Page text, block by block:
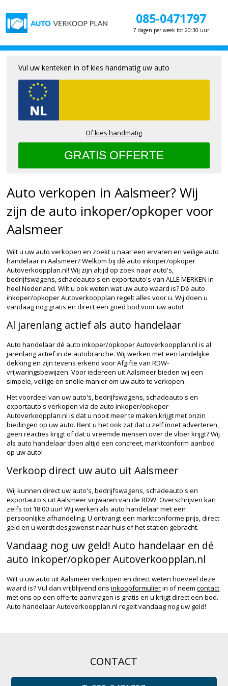
085-0471797
7 dagen per week tot 20:30 uur
Auto verkopen in Aalsmeer? Wij
zijn de auto inkoper/opkoper voor
Aalsmeer
Wilt u uw auto verkopen en zoekt u naar een ervaren en veilige auto
handelaar in Aalsmeer? Welkom bij dé auto inkoper/opkoper
Autoverkoopplan.nl! Wij zijn altijd op zoek naar auto's,
bedrijfswagens, schadeauto's en exportauto's van ALLE MERKEN in
heel Nederland. Wilt u ook weten wat uw auto waard is? Dé auto
inkoper/opkoper Autoverkoopplan regelt alles voor u. Wij doen u
vandaag nog gratis en direct een goed bod voor uw auto!
Al jarenlang actief als auto handelaar
Auto handelaar dé auto inkoper/opkoper Autoverkoopplan.nl is al
jarenlang actief in de autobranche. Wij werken met een landelijke
dekking en zijn tevens erkend voor Afgifte van RDW-
vrijwaringsbewijzen. Voor iedereen uit Aalsmeer bieden wij een
simpele, veilige en snelle manier om uw auto te verkopen.
Het voordeel van uw auto's, bedrijfswagens, schadeauto's en
exportauto's verkopen via de auto inkoper/opkoper
Autoverkoopplan.nl is dat u nooit meer te maken krijgt met onzin
biedingen op uw auto. Bent u het ook zat dat u zelf moet adverteren,
geen reacties krijgt of dat u vreemde mensen over de vloer krijgt? Wij
als auto handelaar doen altijd een concreet, marktconform aanbod
op uw auto!
Verkoop direct uw auto uit Aalsmeer
Wij kunnen direct uw auto's, bedrijfswagens, schadeauto's en
exportauto's uit Aalsmeer vrijwaren van de RDW. Overschrijven kan
zelfs tot 18:00 uur! Wij werken als auto handelaar met een
persoonlijke afhandeling. U ontvangt een marktconforme prijs, direct
geld en u wordt desgewenst naar huis of het station gebracht.
Vandaag nog uw geld! Auto handelaar en dé
auto inkoper/opkoper Autoverkoopplan.nl
Wilt u uw auto uit Aalsmeer verkopen en direct weten hoeveel deze
waard is? Vul dan vrijblijvend onsinkoopformulierin of neemcontact
met ons op een offerte aanvragen is gratis en u krijgt direct een bod.
Auto handelaar Autoverkoopplan.nl regelt vandaag nog uw geld!
Vul uw kenteken in of kies handmatig uw auto
Of kies handmatig
CONTACT